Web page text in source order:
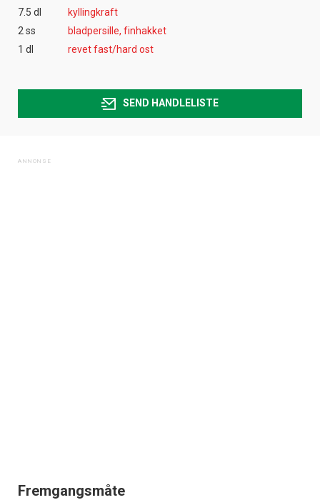
7.5 dl
kyllingkraft
2 ss
bladpersille, finhakket
1 dl
revet fast/hard ost
SEND HANDLELISTE
Fremgangsmåte